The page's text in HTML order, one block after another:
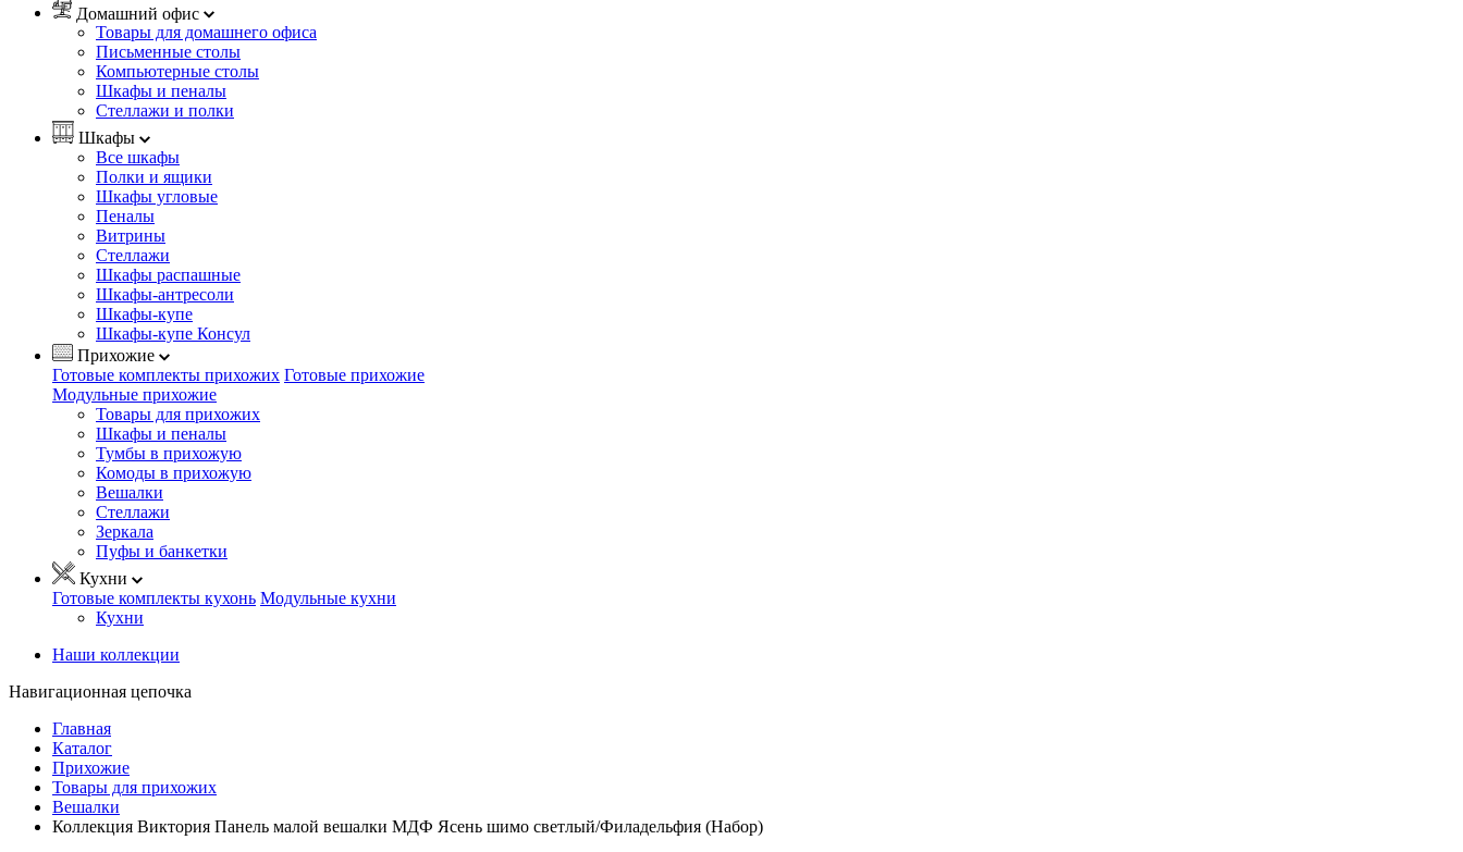
Домашний офис
Товары для домашнего офиса
Письменные столы
Компьютерные столы
Шкафы и пеналы
Стеллажи и полки
Шкафы
Все шкафы
Полки и ящики
Шкафы угловые
Пеналы
Витрины
Стеллажи
Шкафы распашные
Шкафы-антресоли
Шкафы-купе
Шкафы-купе Консул
Прихожие
Готовые комплекты прихожих Готовые прихожие
Модульные прихожие
Товары для прихожих
Шкафы и пеналы
Тумбы в прихожую
Комоды в прихожую
Вешалки
Стеллажи
Зеркала
Пуфы и банкетки
Кухни
Готовые комплекты кухонь Модульные кухни
Кухни
Наши коллекции
Навигационная цепочка
Главная
Каталог
Прихожие
Товары для прихожих
Вешалки
Коллекция Виктория Панель малой вешалки МДФ Ясень шимо светлый/Филадельфия (Набор)